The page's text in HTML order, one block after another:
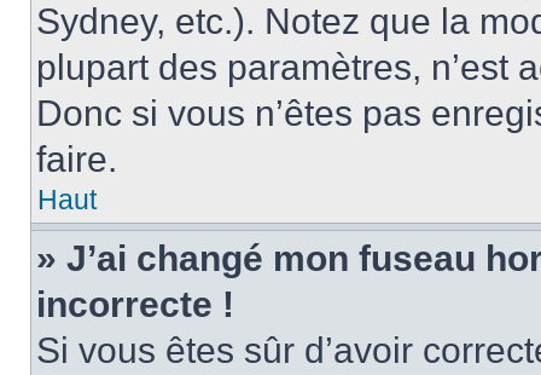
Sydney, etc.). Notez que la
plupart des paramètres, n’est
Donc si vous n’êtes pas
faire.
Haut
» J’ai changé mon fuseau
incorrecte !
Si vous êtes sûr d’avoir